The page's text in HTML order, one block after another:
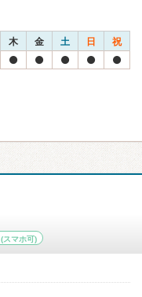
木 金 土 日 祝
(スマホ可)